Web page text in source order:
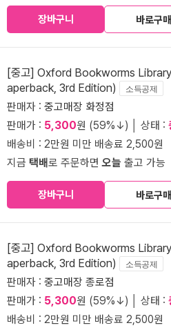
장바구니 바로구매
[중고] Oxford Bookworms
aperback, 3rd Edition)
소득공제
판매자 : 중고매장 화정점
판매가 : 5,300원 (59%↓) │ 상태 :
배송비 : 2만원 미만 배송료 2,500원
지금 택배로 주문하면오늘 출고 가능
장바구니 바로구매
[중고] Oxford Bookworms
aperback, 3rd Edition)
소득공제
판매자 : 중고매장 종로점
판매가 : 5,300원 (59%↓) │ 상태 :
배송비 : 2만원 미만 배송료 2,500원